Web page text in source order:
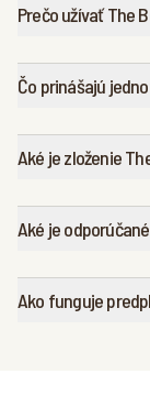
Prečo užívať The
Čo prinášajú
Aké je zloženie
Aké je
Ako funguje